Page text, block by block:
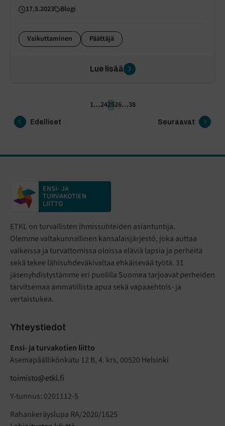
17.5.2023 Blogi
Vaikuttaminen Päättäjä
Lue lisää
Edelliset
1…242526…38
Seuraavat
ENSI- JA
TURVAKOTIEN
LIITTO
ETKL on turvallisten ihmissuhteiden asiantuntija.
Olemme valtakunnallinen kansalaisjärjestö, joka auttaa
vaikeissa ja turvattomissa oloissa eläviä lapsia ja perheitä
sekä tekee lähisuhdeväkivaltaa ehkäisevää työtä. 31
jäsenyhdistystämme eri puolilla Suomea tarjoavat perheiden
tarvitsemaa ammatillista apua sekä vapaaehtois- ja
vertaistukea.
Yhteystiedot
Ensi- ja turvakotien liitto
Asemapäällikönkatu 12 B, 4. krs, 00520 Helsinki
toimisto@etkl.fi
Y-tunnus: 0201112-5
Rahankeräyslupa RA/2020/1625